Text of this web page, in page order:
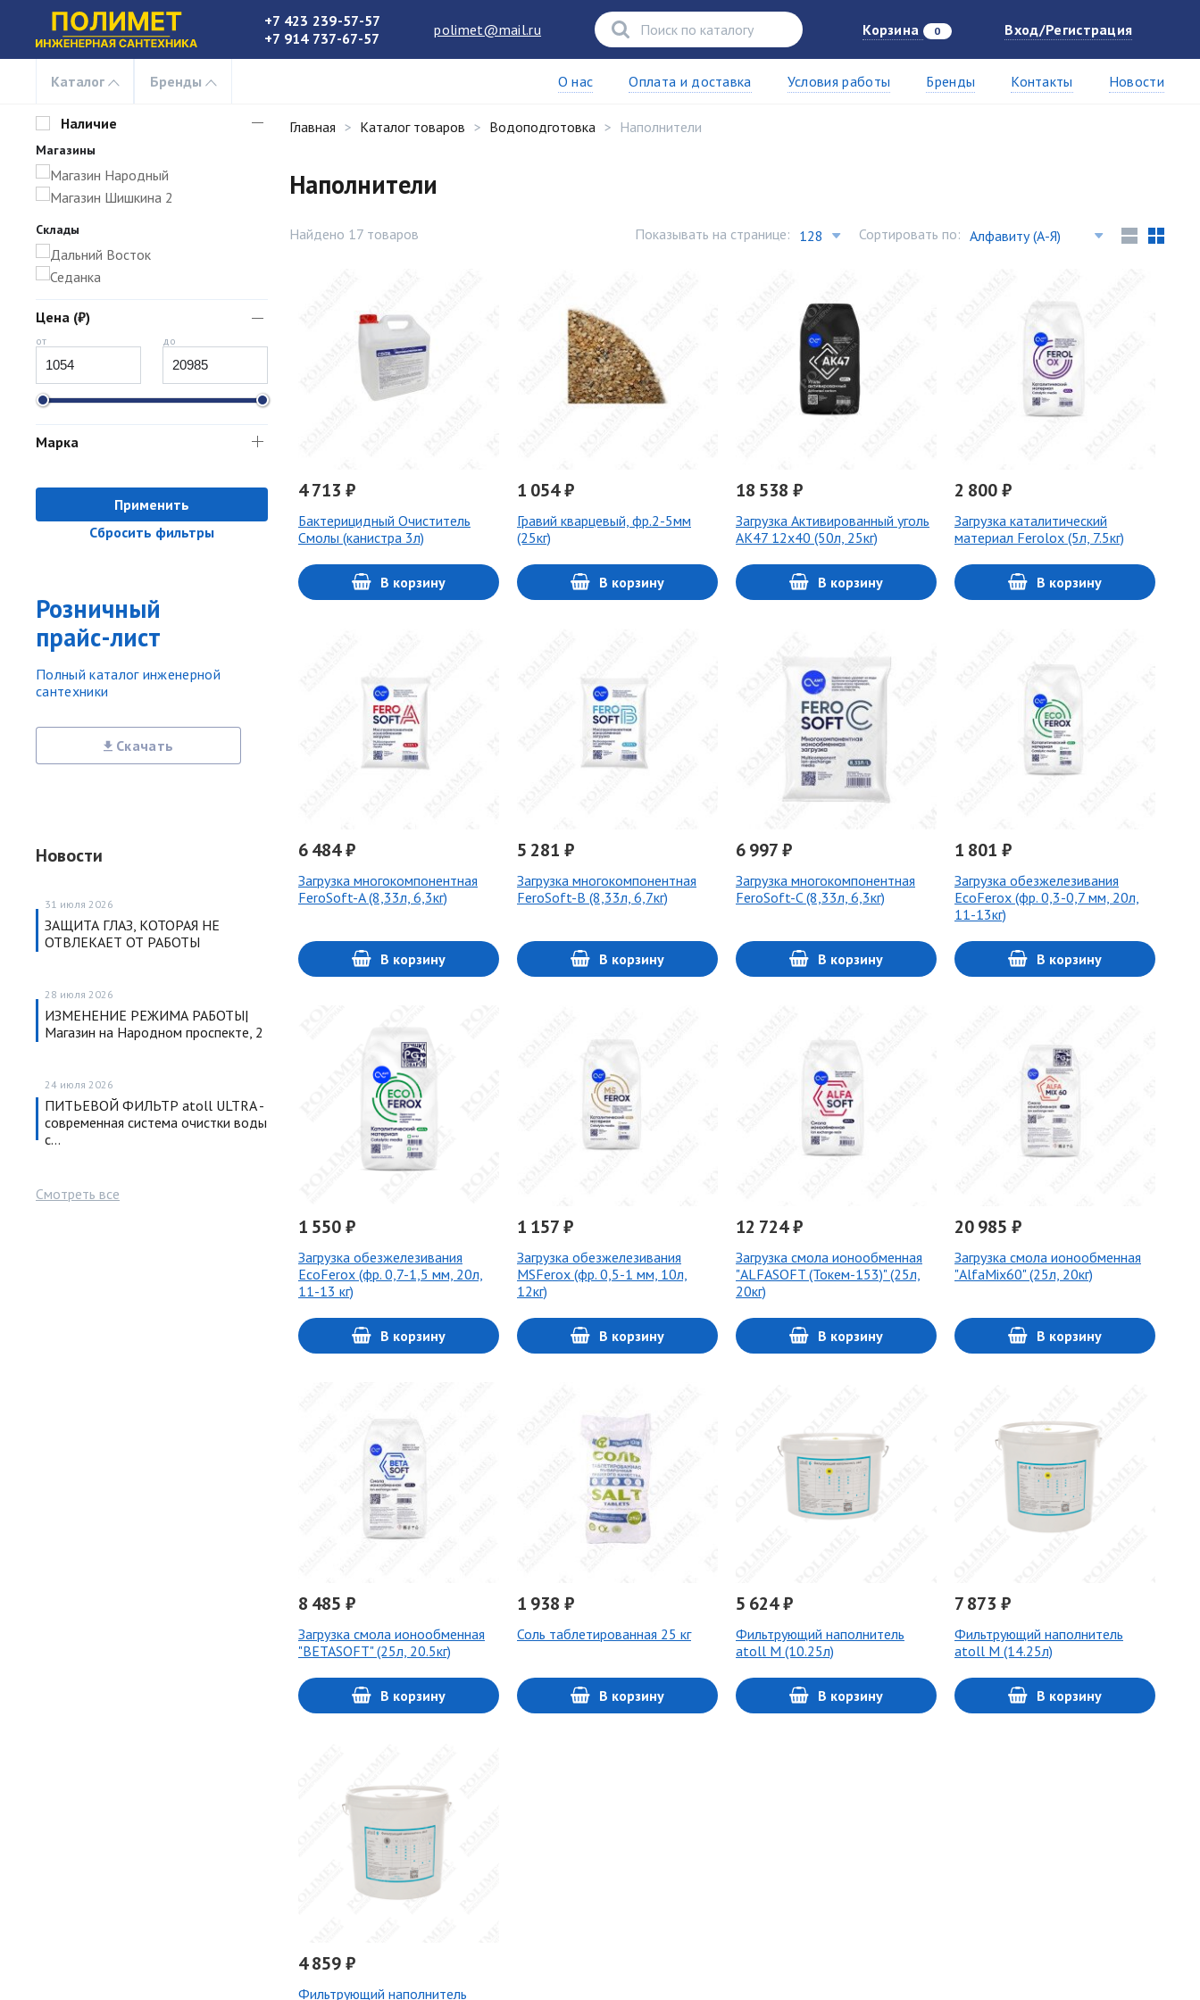
+7 423 239-57-57
+7 914 737-67-57
polimet@mail.ru Корзина 0 Вход/Регистрация
Каталог Бренды О нас Оплата и доставка Условия работы Бренды Контакты Новости
Наличие
Магазины
Магазин Народный
Магазин Шишкина 2
Склады
Дальний Восток
Седанка
Цена (₽)
от до
Марка
Применить
Сбросить фильтры
Розничный
прайс-лист
Полный каталог инженерной
сантехники
Скачать
Новости
31 июля 2026
ЗАЩИТА ГЛАЗ, КОТОРАЯ НЕ
ОТВЛЕКАЕТ ОТ РАБОТЫ
28 июля 2026
ИЗМЕНЕНИЕ РЕЖИМА РАБОТЫ|
Магазин на Народном проспекте, 2
24 июля 2026
ПИТЬЕВОЙ ФИЛЬТР atoll ULTRA -
современная система очистки воды
с…
Смотреть все
Главная Каталог товаров Водоподготовка Наполнители
Наполнители
Найдено 17 товаров Показывать на странице: Сортировать по:
4 713 ₽
Бактерицидный Очиститель
Смолы (канистра 3л)
В корзину
1 054 ₽
Гравий кварцевый, фр.2-5мм
(25кг)
В корзину
18 538 ₽
Загрузка Активированный уголь
АК47 12х40 (50л, 25кг)
В корзину
2 800 ₽
Загрузка каталитический
материал Ferolox (5л, 7.5кг)
В корзину
6 484 ₽
Загрузка многокомпонентная
FeroSoft-A (8,33л, 6,3кг)
В корзину
5 281 ₽
Загрузка многокомпонентная
FeroSoft-B (8,33л, 6,7кг)
В корзину
6 997 ₽
Загрузка многокомпонентная
FeroSoft-C (8,33л, 6,3кг)
В корзину
1 801 ₽
Загрузка обезжелезивания
EcoFerox (фр. 0,3-0,7 мм, 20л,
11-13кг)
В корзину
1 550 ₽
Загрузка обезжелезивания
EcoFerox (фр. 0,7-1,5 мм, 20л,
11-13 кг)
В корзину
1 157 ₽
Загрузка обезжелезивания
MSFerox (фр. 0,5-1 мм, 10л,
12кг)
В корзину
12 724 ₽
Загрузка смола ионообменная
"ALFASOFT (Токем-153)" (25л,
20кг)
В корзину
20 985 ₽
Загрузка смола ионообменная
"AlfaMix60" (25л, 20кг)
В корзину
8 485 ₽
Загрузка смола ионообменная
"BETASOFT" (25л, 20.5кг)
В корзину
1 938 ₽
Соль таблетированная 25 кг
В корзину
5 624 ₽
Фильтрующий наполнитель
atoll M (10.25л)
В корзину
7 873 ₽
Фильтрующий наполнитель
atoll M (14.25л)
В корзину
4 859 ₽
Фильтрующий наполнитель